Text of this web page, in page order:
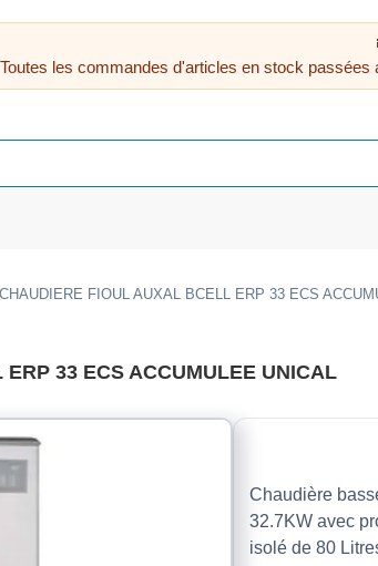
Toutes les commandes d'articles en stock
CHAUDIERE FIOUL AUXAL BCELL ERP 33 ECS
33 ECS ACCUMULEE UNICAL
Chaudière
32.7KW avec
isolé de 80